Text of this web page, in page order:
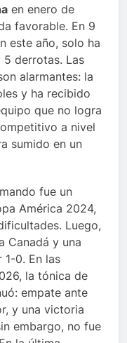
en enero de
favorable. En 9
este año, solo ha
derrotas. Las
alarmantes: la
y ha recibido
que no logra
a nivel
sumido en un
fue un
América 2024,
Luego,
Canadá y una
1-0. En las
la tónica de
empate ante
y una victoria
embargo, no fue